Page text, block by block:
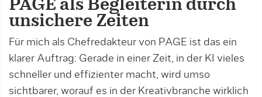
PAGE als Begleiterin durch
unsichere Zeiten
Für mich als Chefredakteur von PAGE ist das ein
klarer Auftrag: Gerade in einer Zeit, in der KI vieles
schneller und effizienter macht, wird umso
sichtbarer, worauf es in der Kreativbranche wirklich